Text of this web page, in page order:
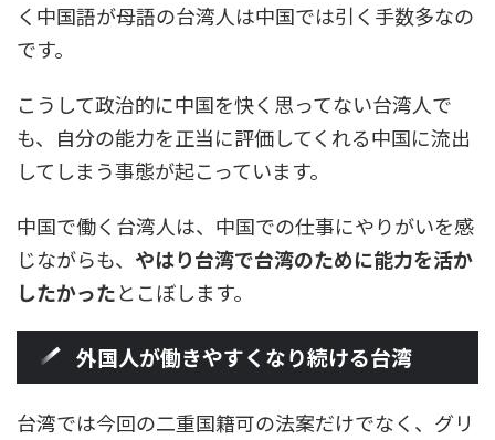
く中国語が母語の台湾人は中国では引く手数多なの
です。
こうして政治的に中国を快く思ってない台湾人で
も、自分の能力を正当に評価してくれる中国に流出
してしまう事態が起こっています。
中国で働く台湾人は、中国での仕事にやりがいを感
じながらも、 やはり台湾で台湾のために能力を活か
したかったとこぼします。
外国人が働きやすくなり続ける台湾
台湾では今回の二重国籍可の法案だけでなく、グリ